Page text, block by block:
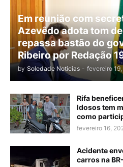
Em reunião com
Azevêdo adota tom
repassa bastão do
Ribeiro por Redação
by Soledade Noticias - fevereiro
Rifa
Idosos tem
como
fevereiro 16,
Acidente
carros na